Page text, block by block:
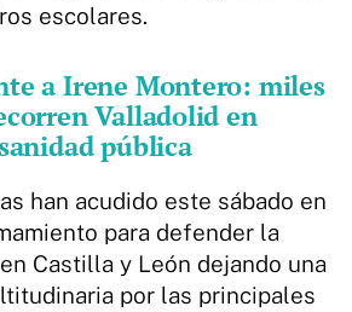
escolares.
a Irene Montero: miles
Valladolid en
pública
han acudido este sábado en
para defender la
Castilla y León dejando una
por las principales